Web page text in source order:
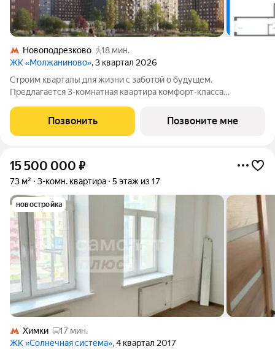
Новоподрезково
18 мин.
ЖК «Молжаниново», 3 квартал 2026
Строим кварталы для жизни с заботой о будущем.
Предлагается 3-комнатная квартира комфорт-класса
в жилом комплексе "Молжаниново".Для тех, кто ценит время,
предлагаем сделать готовую отделку:
Позвонить Позвоните мне
15 500 000 ₽
73 м² 3-комн. квартира 5 этаж из 17
новостройка
Химки
17 мин.
ЖК «Солнечная система», 4 квартал 2017